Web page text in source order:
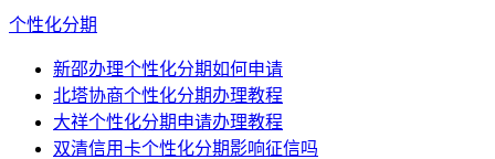
个性化分期
新邵办理个性化分期如何申请
北塔协商个性化分期办理教程
大祥个性化分期申请办理教程
双清信用卡个性化分期影响征信吗